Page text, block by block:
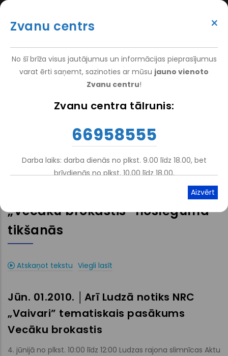
Laipni
One
Accessibility
nospiediet
īsinājumtaustiņš
ekrāna
lasītāju,
palīdzētu
jums
Pārlekt
galveno
MENU
VAKANCES
DARBINIEKIEM
Atpakaļceļš
Realizētie Projekti-
Daudzfunkcionālais Atbalsta Centrs Vaivaros Bērniem Ar Īpašām
Vajadzībām”
Feb. 23.2011. | 2. martā –
„Vecāku brokastis” noslēguma
tikšanās
Atskaņot tekstu Viegli lasīt
Jūn. 01.2010. │Arī Ludzā notiks NRC
„Vaivari” tematiskais pasākums
Vecāku brokastis
4. jūnijā no plkst. 10:00 līdz 12:00 Ludzas rajona slimnīcas Aktu
×
Zvanu centrs
No šī brīža visus jautājumus un informācijas pieprasījumus
varat ērti saņemt, sazinoties ar mūsu jauno vienoto
Zvanu centru!
Zvanu centra tālrunis:
66958555
Darba laiks: darba dienās no plkst. 9.00 līdz 18.00, bet
brīvdienās no plkst. 10.00 līdz 18.00.